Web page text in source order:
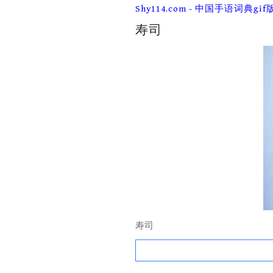
Skip
content
Shy114.com - 中国手语词典gif
寿司
寿司
Search